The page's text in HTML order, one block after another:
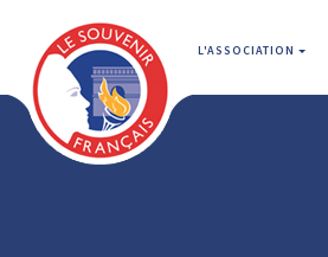
L'ASSOCIATION